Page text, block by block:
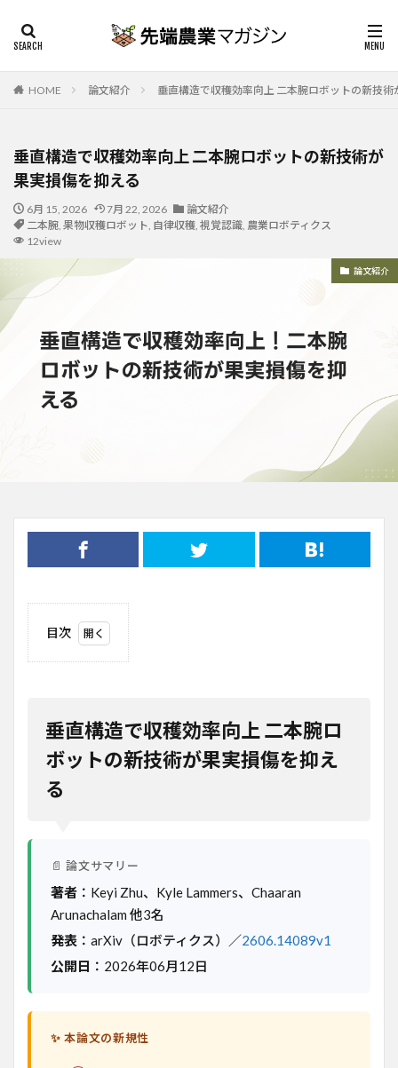
HOME 論文紹介 垂直構造で収穫効率向上 二本腕ロボットの新技
垂直構造で収穫効率向上 二本腕ロボットの新技術が
果実損傷を抑える
6月 15, 2026 7月 22, 2026
論文紹介
二本腕, 果物収穫ロボット, 自律収穫, 視覚認識, 農業ロボティクス
12view
論文紹介
目次
穫効
率向
上
二本
腕ロ
ボッ
果実
を抑
える
2
背景
と課
手法
垂直構造で収穫効率向上 二本腕ロ
ボットの新技術が果実損傷を抑え
る
📄 論文サマリー
著者 ：Keyi Zhu、Kyle Lammers、Chaaran
Arunachalam 他3名
発表 ：arXiv（ロボティクス）／2606.14089v1
公開日 ：2026年06月12日
✨ 本論文の新規性